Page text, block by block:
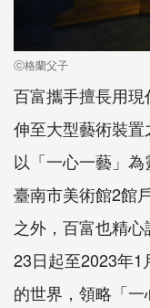
ⓒ格蘭父子
百富攜手擅長用
伸至大型藝術裝
以「一心一藝」
臺南市美術館2館
之外，百富也精
23日起至2023年1
的世界，領略「一